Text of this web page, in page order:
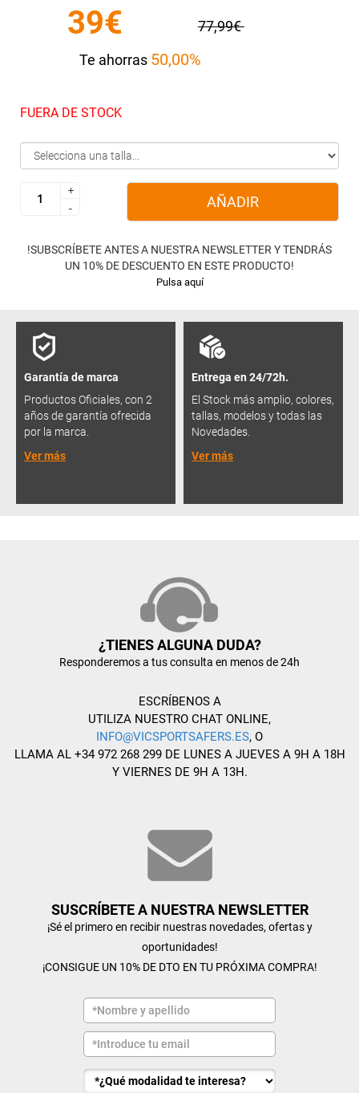
39€
77,99€
Te ahorras 50,00%
FUERA DE STOCK
+
-
+
-
AÑADIR
!SUBSCRÍBETE ANTES A NUESTRA NEWSLETTER Y TENDRÁS
UN 10% DE DESCUENTO EN ESTE PRODUCTO!
Pulsa aquí
Garantía de marca
Productos Oficiales, con 2
años de garantía ofrecida
por la marca.
Ver más
Entrega en 24/72h.
El Stock más amplio, colores,
tallas, modelos y todas las
Novedades.
Ver más
¿TIENES ALGUNA DUDA?
Responderemos a tus consulta en menos de 24h
ESCRÍBENOS A
UTILIZA NUESTRO CHAT ONLINE,
INFO@VICSPORTSAFERS.ES, O
LLAMA AL +34 972 268 299 DE LUNES A JUEVES A 9H A 18H
Y VIERNES DE 9H A 13H.
SUSCRÍBETE A NUESTRA NEWSLETTER
¡Sé el primero en recibir nuestras novedades, ofertas y
oportunidades!
¡CONSIGUE UN 10% DE DTO EN TU PRÓXIMA COMPRA!